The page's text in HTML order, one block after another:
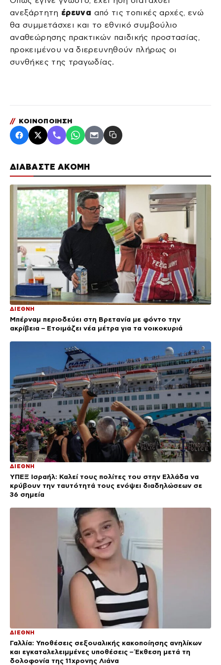
ΔΙΑΒΑΣΤΕ ΑΚΟΜΗ
ΔΙΕΘΝΗ
Μπέρναμ περιοδεύει στη Βρετανία με φόντο την
ακρίβεια – Ετοιμάζει νέα μέτρα για τα νοικοκυριά
ΔΙΕΘΝΗ
ΥΠΕΞ Ισραήλ: Καλεί τους πολίτες του στην Ελλάδα να
κρύβουν την ταυτότητά τους ενόψει διαδηλώσεων σε
36 σημεία
ΔΙΕΘΝΗ
Γαλλία: Υποθέσεις σεξουαλικής κακοποίησης ανηλίκων
και εγκαταλελειμμένες υποθέσεις – Έκθεση μετά τη
δολοφονία της 11χρονης Λιάνα
ανεξάρτητη έρευνα από τις τοπικές αρχές, ενώ
θα συμμετάσχει και το εθνικό συμβούλιο
αναθεώρησης πρακτικών παιδικής προστασίας,
προκειμένου να διερευνηθούν πλήρως οι
συνθήκες της τραγωδίας.
// ΚΟΙΝΟΠΟΙΗΣΗ